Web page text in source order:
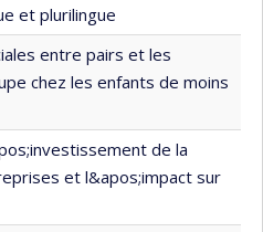
et plurilingue
entre pairs et les
chez les enfants de moins
de la
et l&apos;impact sur